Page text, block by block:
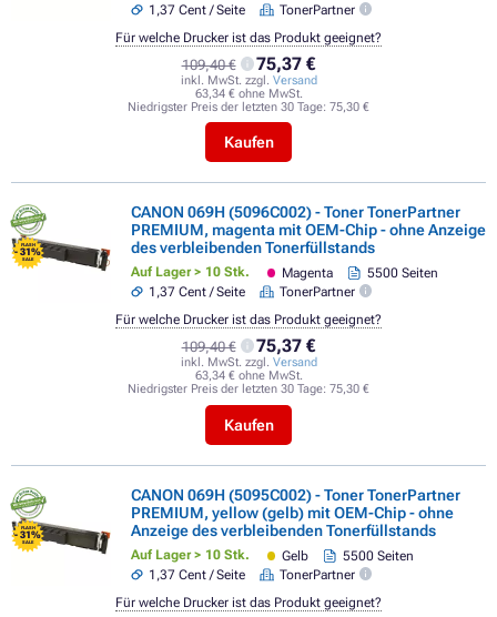
1,37 Cent / Seite
TonerPartner
109,40 € 75,37 €
inkl. MwSt. zzgl. Versand
63,34 € ohne MwSt.
Niedrigster Preis der letzten 30 Tage: 75,30 €
Kaufen
Für welche Drucker ist das Produkt geeignet?
FLASH
- 31%
SALE
CANON 069H (5096C002) - Toner TonerPartner
PREMIUM, magenta mit OEM-Chip - ohne Anzeige
des verbleibenden Tonerfüllstands
Auf Lager > 10 Stk. Magenta
5500 Seiten
1,37 Cent / Seite
TonerPartner
109,40 € 75,37 €
inkl. MwSt. zzgl. Versand
63,34 € ohne MwSt.
Niedrigster Preis der letzten 30 Tage: 75,30 €
Kaufen
Für welche Drucker ist das Produkt geeignet?
FLASH
- 31%
SALE
CANON 069H (5095C002) - Toner TonerPartner
PREMIUM, yellow (gelb) mit OEM-Chip - ohne
Anzeige des verbleibenden Tonerfüllstands
Auf Lager > 10 Stk. Gelb
5500 Seiten
1,37 Cent / Seite
TonerPartner
Für welche Drucker ist das Produkt geeignet?